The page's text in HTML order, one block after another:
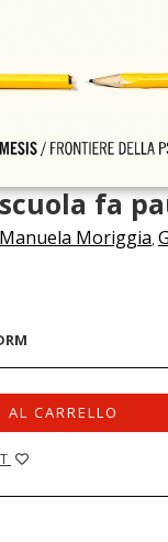
fa
Manuela Moriggia,
CARRELLO